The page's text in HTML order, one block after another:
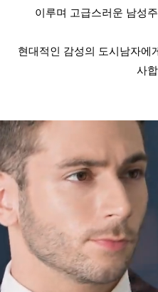
이루며 고급스러운 남성
현대적인 감성의 도시남자에
사